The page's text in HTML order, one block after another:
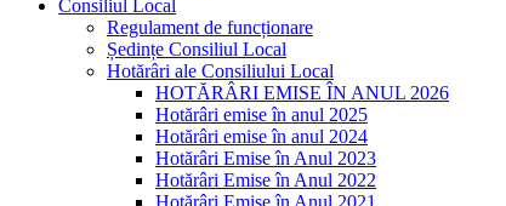
Consiliul Local
Regulament de funcționare
Ședințe Consiliul Local
Hotărâri ale Consiliului Local
HOTĂRÂRI EMISE ÎN ANUL 2026
Hotărâri emise în anul 2025
Hotărâri emise în anul 2024
Hotărâri Emise în Anul 2023
Hotărâri Emise în Anul 2022
Hotărâri Emise în Anul 2021